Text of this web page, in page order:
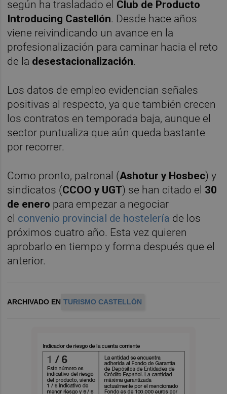
según ha trasladado el Club de Producto
Introducing Castellón. Desde hace años
viene reivindicando un avance en la
profesionalización para caminar hacia el reto
de la desestacionalización.
Los datos de empleo evidencian señales
positivas al respecto, ya que también crecen
los contratos en temporada baja, aunque el
sector puntualiza que aún queda bastante
por recorrer.
Como pronto, patronal (Ashotur y Hosbec) y
sindicatos (CCOO y UGT) se han citado el 30
de enero para empezar a negociar
el convenio provincial de hostelería de los
próximos cuatro año. Esta vez quieren
aprobarlo en tiempo y forma después que el
anterior.
ARCHIVADO EN TURISMO CASTELLÓN